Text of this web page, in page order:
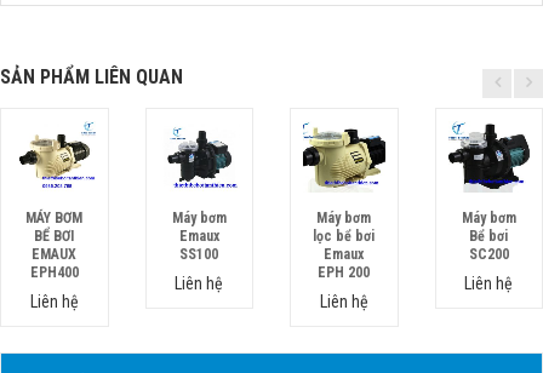
SẢN PHẨM LIÊN QUAN
MÁY BƠM
BỂ BƠI
EMAUX
EPH400
Liên hệ
Máy bơm
Emaux
SS100
Liên hệ
Máy bơm
lọc bể bơi
Emaux
EPH 200
Liên hệ
Máy bơm
Bể bơi
SC200
Liên hệ